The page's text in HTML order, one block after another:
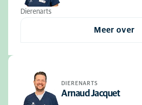
Dierenarts
Meer over
DIERENARTS
Arnaud Jacquet